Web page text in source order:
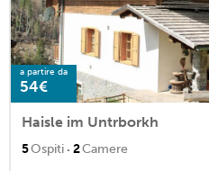
a partire da
54€
Haisle im Untrborkh
5Ospiti · 2Camere